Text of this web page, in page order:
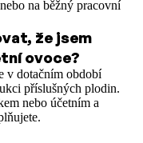
na běžný pracovní
že jsem
ovoce?
v dotačním období
příslušných plodin.
nebo účetním a